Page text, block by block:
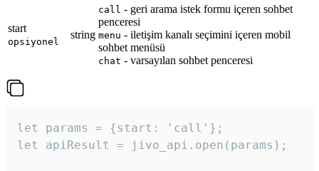
start
opsiyonel
string
call - geri arama istek formu içeren sohbet
penceresi
menu - iletişim kanalı seçimini içeren mobil
sohbet menüsü
chat - varsayılan sohbet penceresi
let params = {start: 'call'};
let apiResult = jivo_api.open(params);